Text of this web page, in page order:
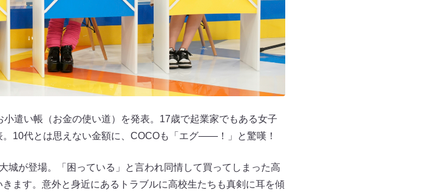
遣い帳（お金の使い道）を発表。17歳で起業家でもある女子
10代とは思えない金額に、COCOも「エグ――！」と驚嘆！
城が登場。「困っている」と言われ同情して買ってしまった高
ます。意外と身近にあるトラブルに高校生たちも真剣に耳を傾